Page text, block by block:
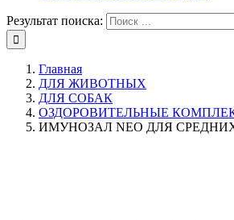
Результат поиска:
Главная
ДЛЯ ЖИВОТНЫХ
ДЛЯ СОБАК
ОЗДОРОВИТЕЛЬНЫЕ
ИМУНОЗАЛ NEO ДЛЯ